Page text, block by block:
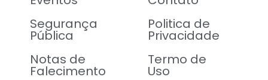
Segurança
Pública
Notas de
Falecimento
Politica de
Privacidade
Termo de
Uso